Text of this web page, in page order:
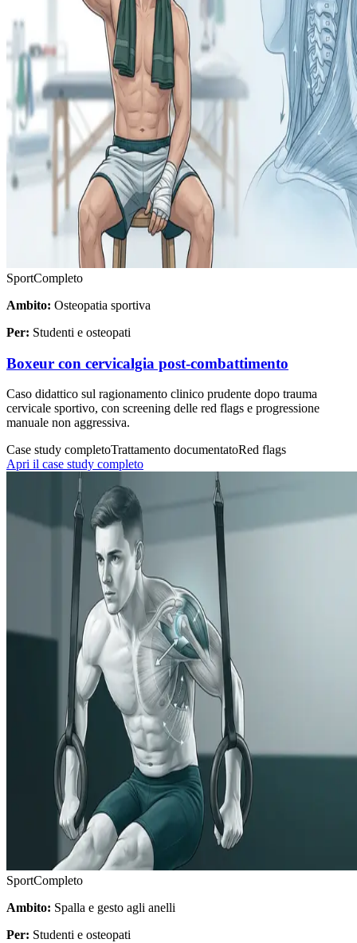
SportCompleto
Ambito: Osteopatia sportiva
Per: Studenti e osteopati
Boxeur con cervicalgia post-combattimento
Caso didattico sul ragionamento clinico prudente dopo trauma
cervicale sportivo, con screening delle red flags e progressione
manuale non aggressiva.
Case study completoTrattamento documentatoRed flags
Apri il case study completo
SportCompleto
Ambito: Spalla e gesto agli anelli
Per: Studenti e osteopati